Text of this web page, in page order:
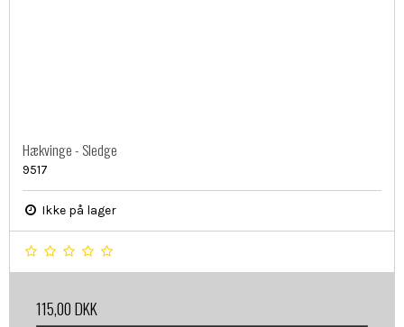
Hækvinge - Sledge
9517
Ikke på lager
115,00 DKK